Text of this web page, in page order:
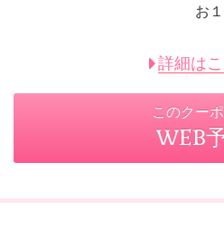
お１人様
詳細は
このクー
WEB